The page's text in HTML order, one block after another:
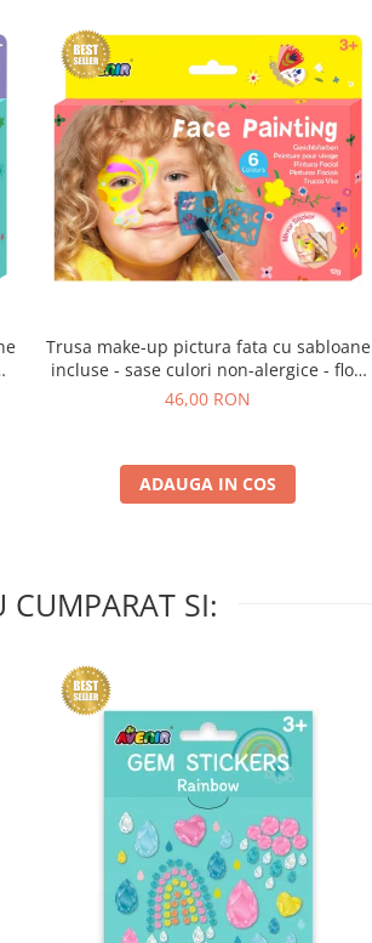
Trusa make-up pictura fata cu sabloane
incluse - sase culori non-alergice - flori
si fluturi
46,00 RON
ADAUGA IN COS
CUMPARAT SI: